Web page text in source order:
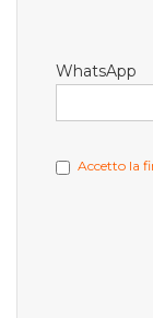
WhatsApp
Accetto la